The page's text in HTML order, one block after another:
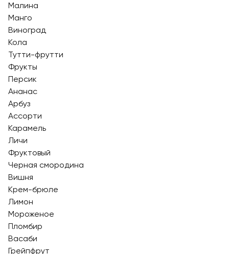
Малина
Манго
Виноград
Кола
Тутти-фрутти
Фрукты
Персик
Ананас
Арбуз
Ассорти
Карамель
Личи
Фруктовый
Черная смородина
Вишня
Крем-брюле
Лимон
Мороженое
Пломбир
Васаби
Грейпфрут